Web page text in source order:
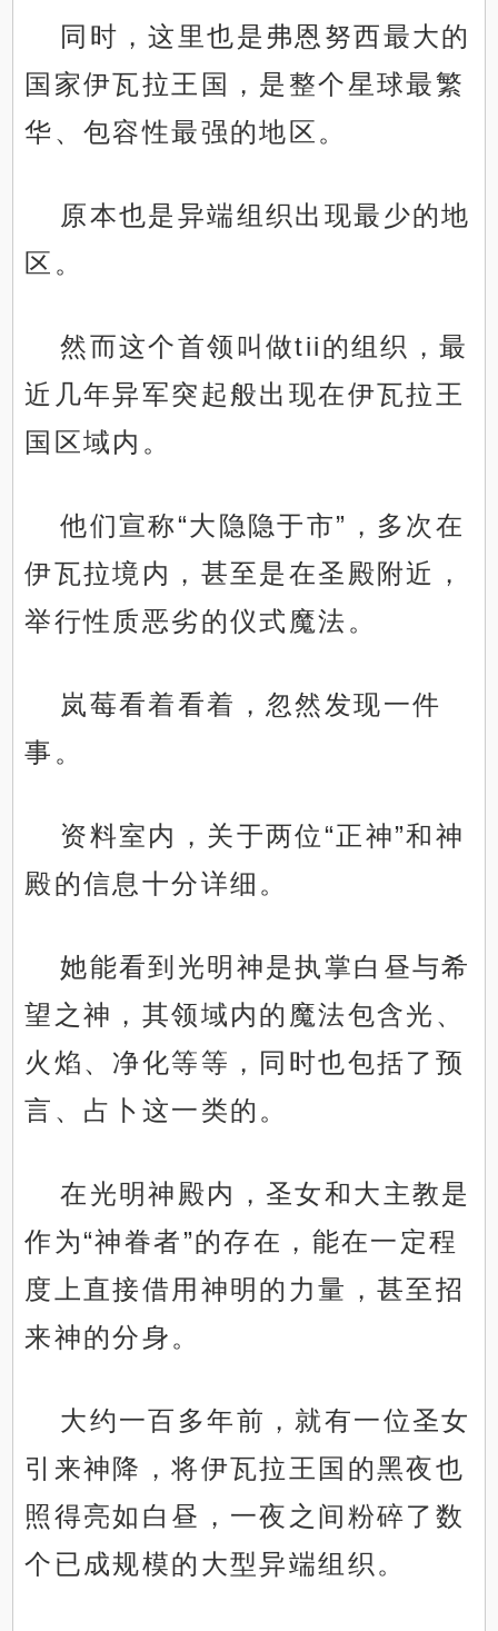
同时，这里也是弗恩努西最大的
国家伊瓦拉王国，是整个星球最繁
华、包容性最强的地区。
原本也是异端组织出现最少的地
区。
然而这个首领叫做tii的组织，最
近几年异军突起般出现在伊瓦拉王
国区域内。
他们宣称“大隐隐于市”，多次在
伊瓦拉境内，甚至是在圣殿附近，
举行性质恶劣的仪式魔法。
岚莓看着看着，忽然发现一件
事。
资料室内，关于两位“正神”和神
殿的信息十分详细。
她能看到光明神是执掌白昼与希
望之神，其领域内的魔法包含光、
火焰、净化等等，同时也包括了预
言、占卜这一类的。
在光明神殿内，圣女和大主教是
作为“神眷者”的存在，能在一定程
度上直接借用神明的力量，甚至招
来神的分身。
大约一百多年前，就有一位圣女
引来神降，将伊瓦拉王国的黑夜也
照得亮如白昼，一夜之间粉碎了数
个已成规模的大型异端组织。